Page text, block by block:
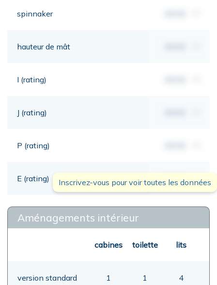
spinnaker
hauteur de mât
I (rating)
J (rating)
P (rating)
E (rating) 00,00
Inscrivez-vous pour voir toutes les données
Aménagements intérieur
cabines toilette lits
version standard 1 1 4